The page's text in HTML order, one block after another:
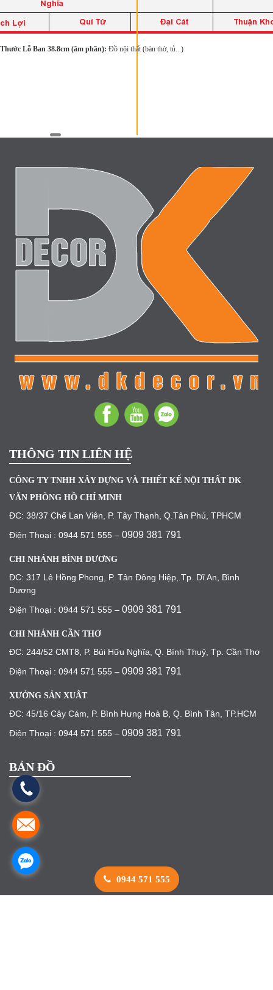
Thước Lỗ Ban 38.8cm (âm phần): Đồ nội thất (bàn thờ, tủ...)
THÔNG TIN LIÊN HỆ
CÔNG TY TNHH XÂY DỰNG VÀ THIẾT KẾ NỘI THẤT DK
VĂN PHÒNG HỒ CHÍ MINH
ĐC: 38/37 Chế Lan Viên, P. Tây Thạnh, Q.Tân Phú, TPHCM
Điện Thoại : 0944 571 555 – 0909 381 791
CHI NHÁNH BÌNH DƯƠNG
ĐC: 317 Lê Hồng Phong, P. Tân Đông Hiệp, Tp. Dĩ An, Bình
Dương
Điện Thoại : 0944 571 555 – 0909 381 791
CHI NHÁNH CẦN THƠ
ĐC: 244/52 CMT8, P. Bùi Hữu Nghĩa, Q. Bình Thuỷ, Tp. Cần Thơ
Điện Thoại : 0944 571 555 – 0909 381 791
XƯỞNG SẢN XUẤT
ĐC: 45/16 Cây Cám, P. Bình Hưng Hoà B, Q. Bình Tân, TP.HCM
Điện Thoại : 0944 571 555 – 0909 381 791
BẢN ĐỒ
0944 571 555